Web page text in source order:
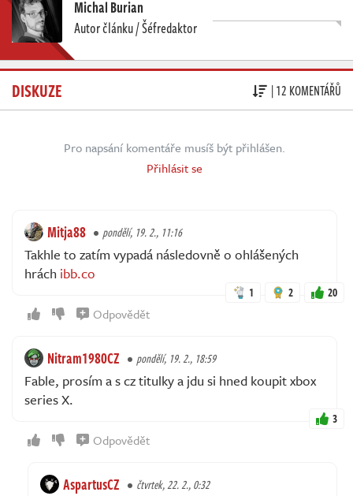
Michal Burian
Autor článku / Šéfredaktor
DISKUZE | 12 KOMENTÁŘŮ
Pro napsání komentáře musíš být přihlášen.
Přihlásit se
Mitja88 pondělí, 19. 2., 11:16
Takhle to zatím vypadá následovně o ohlášených
hrách ibb.co
1 2 20
Odpovědět
Nitram1980CZ pondělí, 19. 2., 18:59
Fable, prosím a s cz titulky a jdu si hned koupit xbox
series X.
3
Odpovědět
AspartusCZ čtvrtek, 22. 2., 0:32